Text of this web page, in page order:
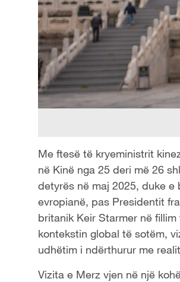
Me ftesë të kryeministrit
në Kinë nga 25 deri më 26
detyrës në maj 2025, duke
evropianë, pas Presidentit
britanik Keir Starmer në
kontekstin global të sotëm,
udhëtim i ndërthurur me
Vizita e Merz vjen në një